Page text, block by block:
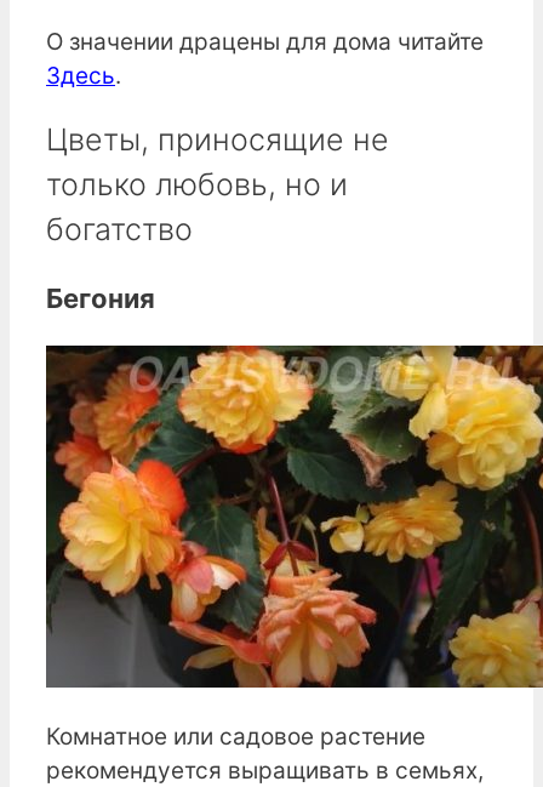
О значении драцены для дома читайте
Здесь.
Цветы, приносящие не
только любовь, но и
богатство
Бегония
Комнатное или садовое растение
рекомендуется выращивать в семьях,